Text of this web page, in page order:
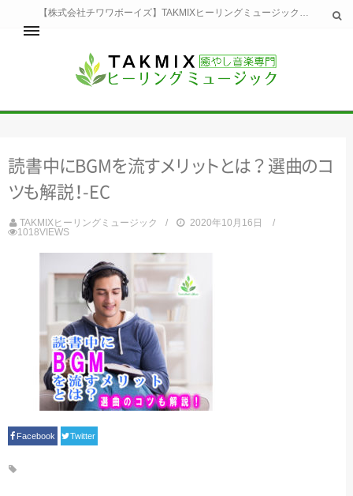
【株式会社チワワボーイズ】TAKMIXヒーリングミュージックへようこそ。TAKMIXヒーリングミュージックは貴方に特別な癒やしの時間をご提供致します。
ホーム
睡眠
自然
お問い合わせ
運営会社
読書中にBGMを流すメ リ ット とは ？選曲のコ
ツも解説！-EC
TAKMIXヒーリングミュージック
2020年10月16日
1018VIEWS
Facebook Twitter